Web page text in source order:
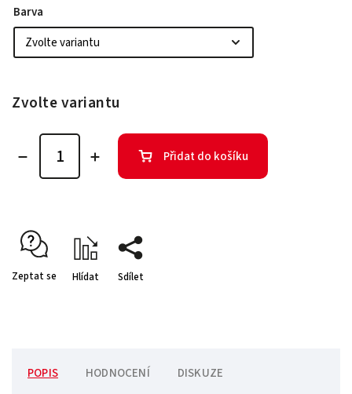
Barva
Zvolte variantu
Přidat do košíku
Zeptat se Hlídat Sdílet
POPIS HODNOCENÍ DISKUZE